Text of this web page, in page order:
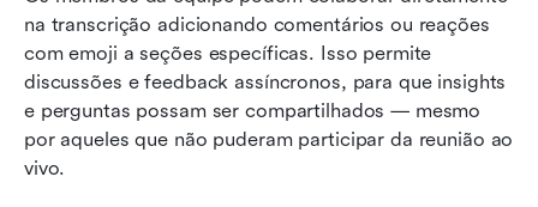
na transcrição adicionando comentários ou reações
com emoji a seções específicas. Isso permite
discussões e feedback assíncronos, para que insights
e perguntas possam ser compartilhados — mesmo
por aqueles que não puderam participar da reunião ao
vivo.